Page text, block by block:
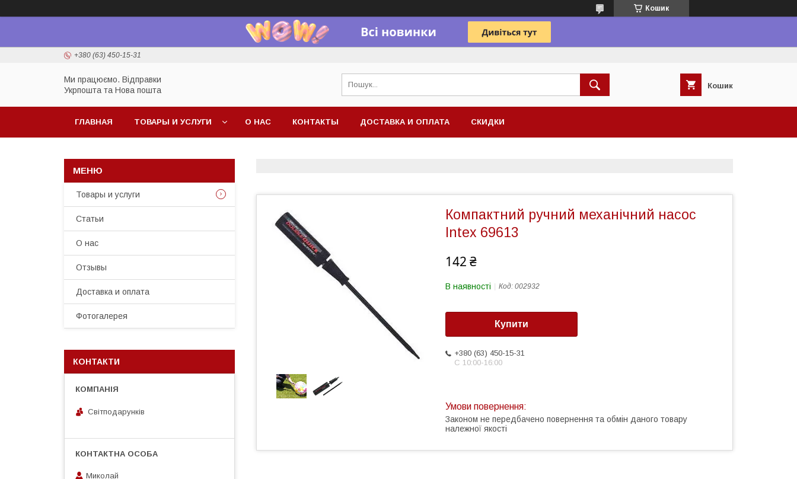
Кошик
+380 (63) 450-15-31
Ми працюємо. Відправки
Укрпошта та Нова пошта
Кошик
ГЛАВНАЯ ТОВАРЫ И УСЛУГИ О НАС КОНТАКТЫ ДОСТАВКА И ОПЛАТА СКИДКИ
Компактний ручний механічний насос
Intex 69613
142 ₴
В наявності Код: 002932
Купити
+380 (63) 450-15-31
С 10:00-16:00
Законом не передбачено повернення та обмін даного товару
належної якості
Товары и услуги
Статьи
О нас
Отзывы
Доставка и оплата
Фотогалерея
КОНТАКТИ
Світподарунків
Миколай